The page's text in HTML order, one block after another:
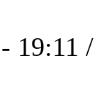
- 19:11